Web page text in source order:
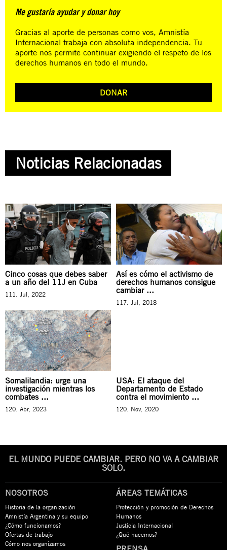
Me gustaría ayudar y donar hoy
Gracias al aporte de personas como vos, Amnistía
Internacional trabaja con absoluta independencia. Tu
aporte nos permite continuar exigiendo el respeto de los
derechos humanos en todo el mundo.
DONAR
Noticias Relacionadas
Cinco cosas que debes saber
a un año del 11J en Cuba
111. Jul, 2022
Así es cómo el activismo de
derechos humanos consigue
cambiar ...
117. Jul, 2018
Somalilandia: urge una
investigación mientras los
combates ...
120. Abr, 2023
USA: El ataque del
Departamento de Estado
contra el movimiento ...
120. Nov, 2020
EL MUNDO PUEDE CAMBIAR. PERO NO VA A CAMBIAR
SOLO.
NOSOTROS
Historia de la organización
Amnistía Argentina y su equipo
¿Cómo funcionamos?
Ofertas de trabajo
Cómo nos organizamos
ÁREAS TEMÁTICAS
Protección y promoción de Derechos
Humanos
Justicia Internacional
¿Qué hacemos?